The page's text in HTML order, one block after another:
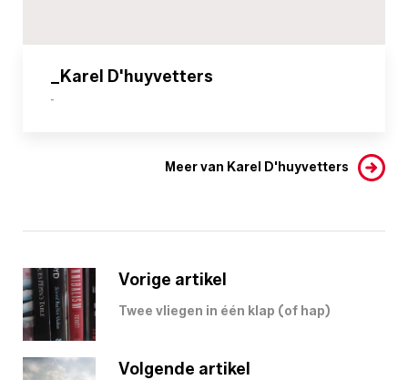
_Karel D'huyvetters
-
Meer van Karel D'huyvetters
Vorige artikel
Twee vliegen in één klap (of hap)
Volgende artikel